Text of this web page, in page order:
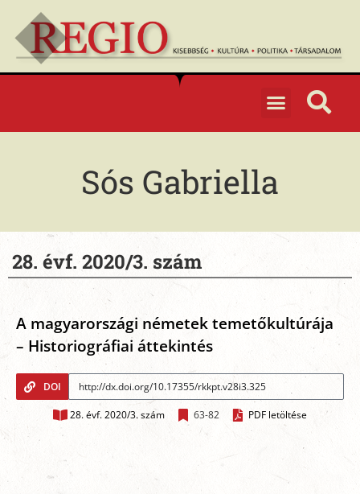
Sós Gabriella
28. évf. 2020/3. szám
A magyarországi németek temetőkultúrája
– Historiográfiai áttekintés
DOI
28. évf. 2020/3. szám 63-82 PDF letöltése